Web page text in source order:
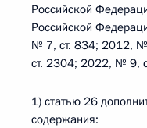
Российской
Российской
№ 7, ст. 834; 2012,
ст. 2304; 2022, № 9,
1) статью 26
содержания: